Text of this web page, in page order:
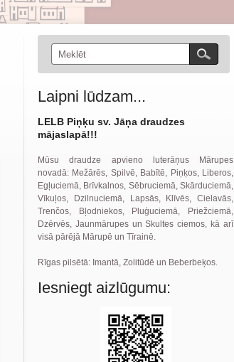
Laipni lūdzam...
LELB Piņķu sv. Jāņa draudzes
mājaslapā!!!
Mūsu draudze apvieno luterāņus Mārupes
novadā: Mežārēs, Spilvē, Babītē, Piņķos, Liberos,
Egļuciemā, Brīvkalnos, Sēbruciemā, Skārduciemā,
Vīkuļos, Dzilnuciemā, Lapsās, Klīvēs, Cielavās,
Trenčos, Bļodniekos, Pluģuciemā, Priežciemā,
Dzērvēs, Jaunmārupes un Skultes ciemos, kā arī
visā pārējā Mārupē un Tīrainē.
Rīgas pilsētā: Imantā, Zolitūdē un Beberbeķos.
Iesniegt aizlūgumu: